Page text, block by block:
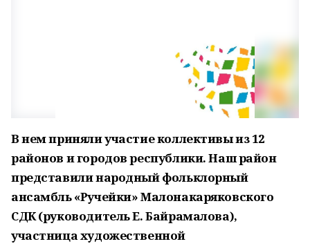
В нем приняли участие коллективы из 12
районов и городов республики. Наш район
представили народный фольклорный
ансамбль «Ручейки» Малонакаряковского
СДК (руководитель Е. Байрамалова),
участница художественной